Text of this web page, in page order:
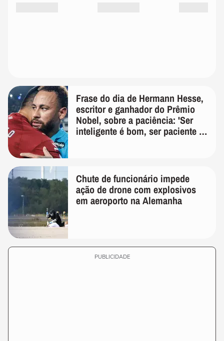
Frase do dia de Hermann Hesse,
escritor e ganhador do Prêmio
Nobel, sobre a paciência: 'Ser
inteligente é bom, ser paciente é
Chute de funcionário impede
ação de drone com explosivos
em aeroporto na Alemanha
PUBLICIDADE